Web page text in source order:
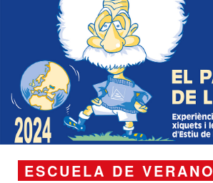
ESCUELA DE VERANO